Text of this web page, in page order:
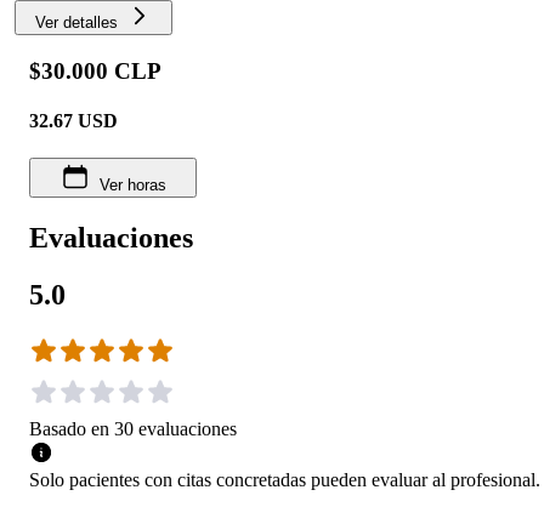
Ver detalles
$30.000 CLP
32.67 USD
Ver horas
Evaluaciones
5.0
Basado en 30 evaluaciones
Solo pacientes con citas concretadas pueden evaluar al profesional.